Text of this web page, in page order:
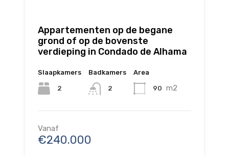
Appartementen op de begane
grond of op de bovenste
verdieping in Condado de Alhama
Slaapkamers
2
Badkamers
2
Area
90 m2
Vanaf
€240.000